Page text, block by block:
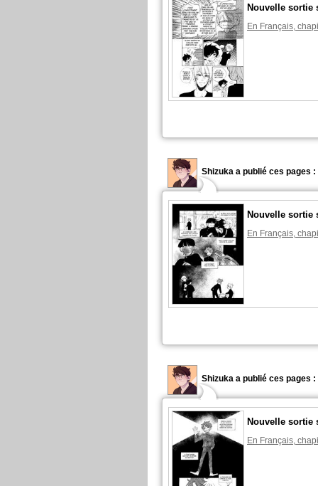
Nouvelle sortie
En Français,
Shizuka a publié ces pages :
Nouvelle sortie
En Français,
Shizuka a publié ces pages :
Nouvelle sortie
En Français,